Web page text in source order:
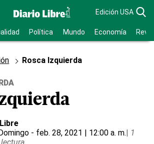
Edición USA
Política Mundo Economía
Rosca Izquierda
- feb. 28, 2021 | 12:00 a. m.| 1